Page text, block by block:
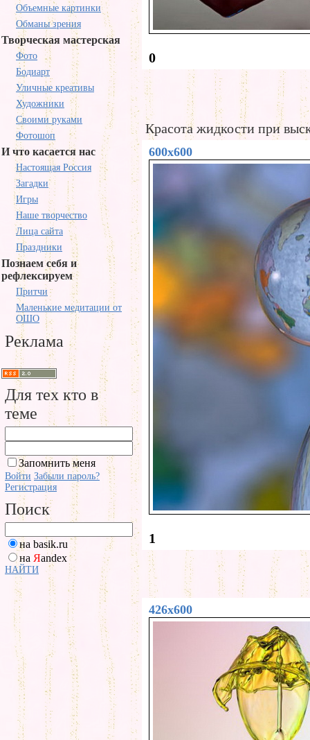
Объемные картинки
Обманы зрения
Творческая мастерская
Фото
Бодиарт
Уличные креативы
Художники
Своими руками
Фотошоп
И что касается нас
Настоящая Россия
Загадки
Игры
Наше творчество
Лица сайта
Праздники
Познаем себя и
рефлексируем
Притчи
Маленькие медитации от
ОШО
Реклама
Для тех кто в
теме
Запомнить меня
Войти Забыли пароль?
Регистрация
Поиск
на basik.ru
на Яandex
НАЙТИ
0
Красота жидкости при
600x600
1
426x600